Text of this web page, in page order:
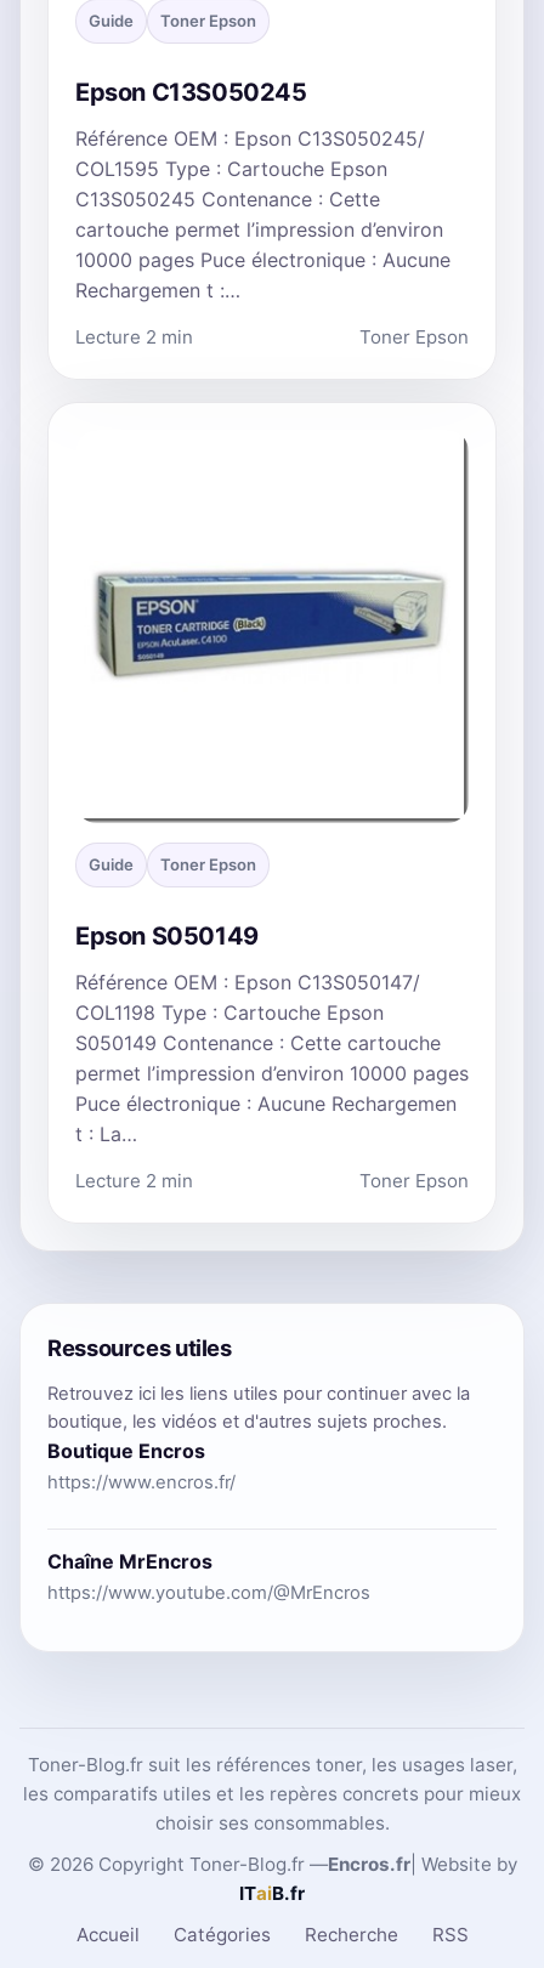
Guide Toner Epson
Epson C13S050245
Référence OEM : Epson C13S050245/
COL1595 Type : Cartouche Epson
C13S050245 Contenance : Cette
cartouche permet l’impression d’environ
10000 pages Puce électronique : Aucune
Rechargemen t :…
Lecture 2 min Toner Epson
Guide Toner Epson
Epson S050149
Référence OEM : Epson C13S050147/
COL1198 Type : Cartouche Epson
S050149 Contenance : Cette cartouche
permet l’impression d’environ 10000 pages
Puce électronique : Aucune Rechargemen
t : La…
Lecture 2 min Toner Epson
Ressources utiles
Retrouvez ici les liens utiles pour continuer avec la
boutique, les vidéos et d'autres sujets proches.
Boutique Encros
https://www.encros.fr/
Chaîne MrEncros
https://www.youtube.com/@MrEncros
Toner-Blog.fr suit les références toner, les usages laser,
les comparatifs utiles et les repères concrets pour mieux
choisir ses consommables.
© 2026 Copyright Toner-Blog.fr —Encros.fr| Website by
ITaiB.fr
Accueil
Catégories Recherche RSS